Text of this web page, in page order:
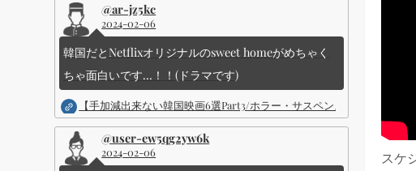
スケ
@ar-jz5kc
2024-02-06
韓国だとNetflixオリジナルのsweet homeがめちゃく
ちゃ面白いです...！！(ドラマです)
【手加減出来ない韓国映画6選Part3/ホラー・サスペンス・ノワール】
@user-ew5qg2yw6k
2024-02-06